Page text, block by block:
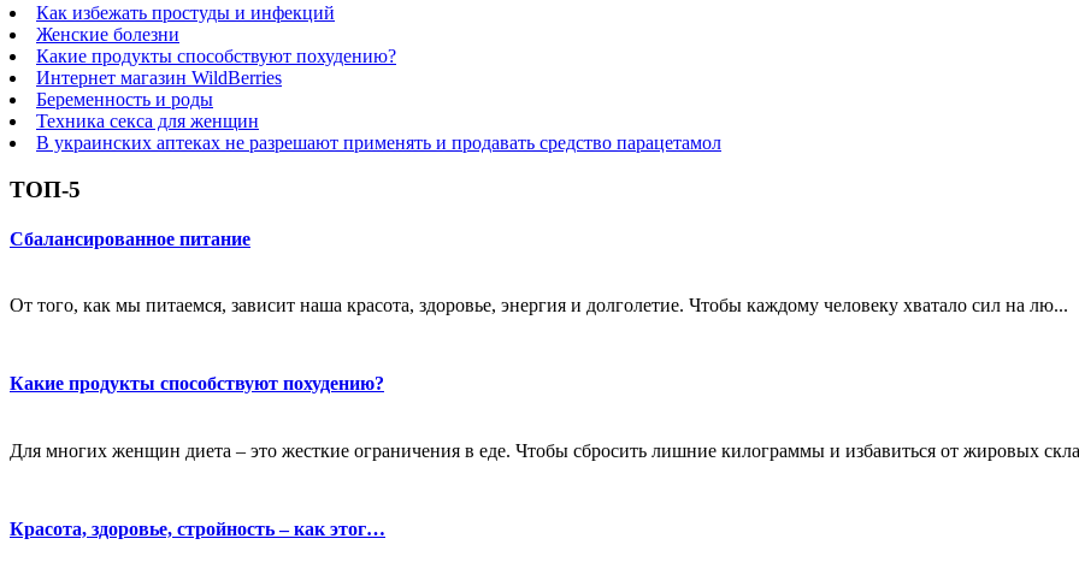
Как избежать простуды и инфекций
Женские болезни
Какие продукты способствуют похудению?
Интернет магазин WildBerries
Беременность и роды
Техника секса для женщин
В украинских аптеках не разрешают применять и продавать средство парацетамол
ТОП-5
Сбалансированное питание
От того, как мы питаемся, зависит наша красота, здоровье, энергия и долголетие. Чтобы каждому человеку хватало сил на лю...
Какие продукты способствуют похудению?
Для многих женщин диета – это жесткие ограничения в еде. Чтобы сбросить лишние килограммы и избавиться от жировых
Красота, здоровье, стройность – как этог…